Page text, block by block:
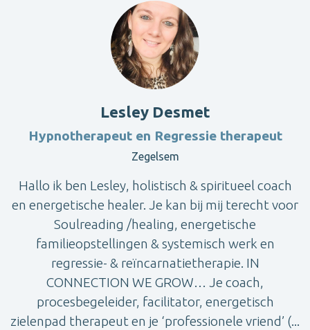
Lesley Desmet
Hypnotherapeut en Regressie therapeut
Zegelsem
Hallo ik ben Lesley, holistisch & spiritueel coach
en energetische healer. Je kan bij mij terecht voor
Soulreading /healing, energetische
familieopstellingen & systemisch werk en
regressie- & reïncarnatietherapie. IN
CONNECTION WE GROW… Je coach,
procesbegeleider, facilitator, energetisch
zielenpad therapeut en je ‘professionele vriend’ (...